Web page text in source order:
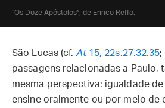
“Os Doze Apóstolos”, de Enrico Reffo.
São Lucas (cf. At15, 22s.27.32.35;
passagens relacionadas a Paulo,
mesma perspectiva: igualdade
ensine oralmente ou por meio de